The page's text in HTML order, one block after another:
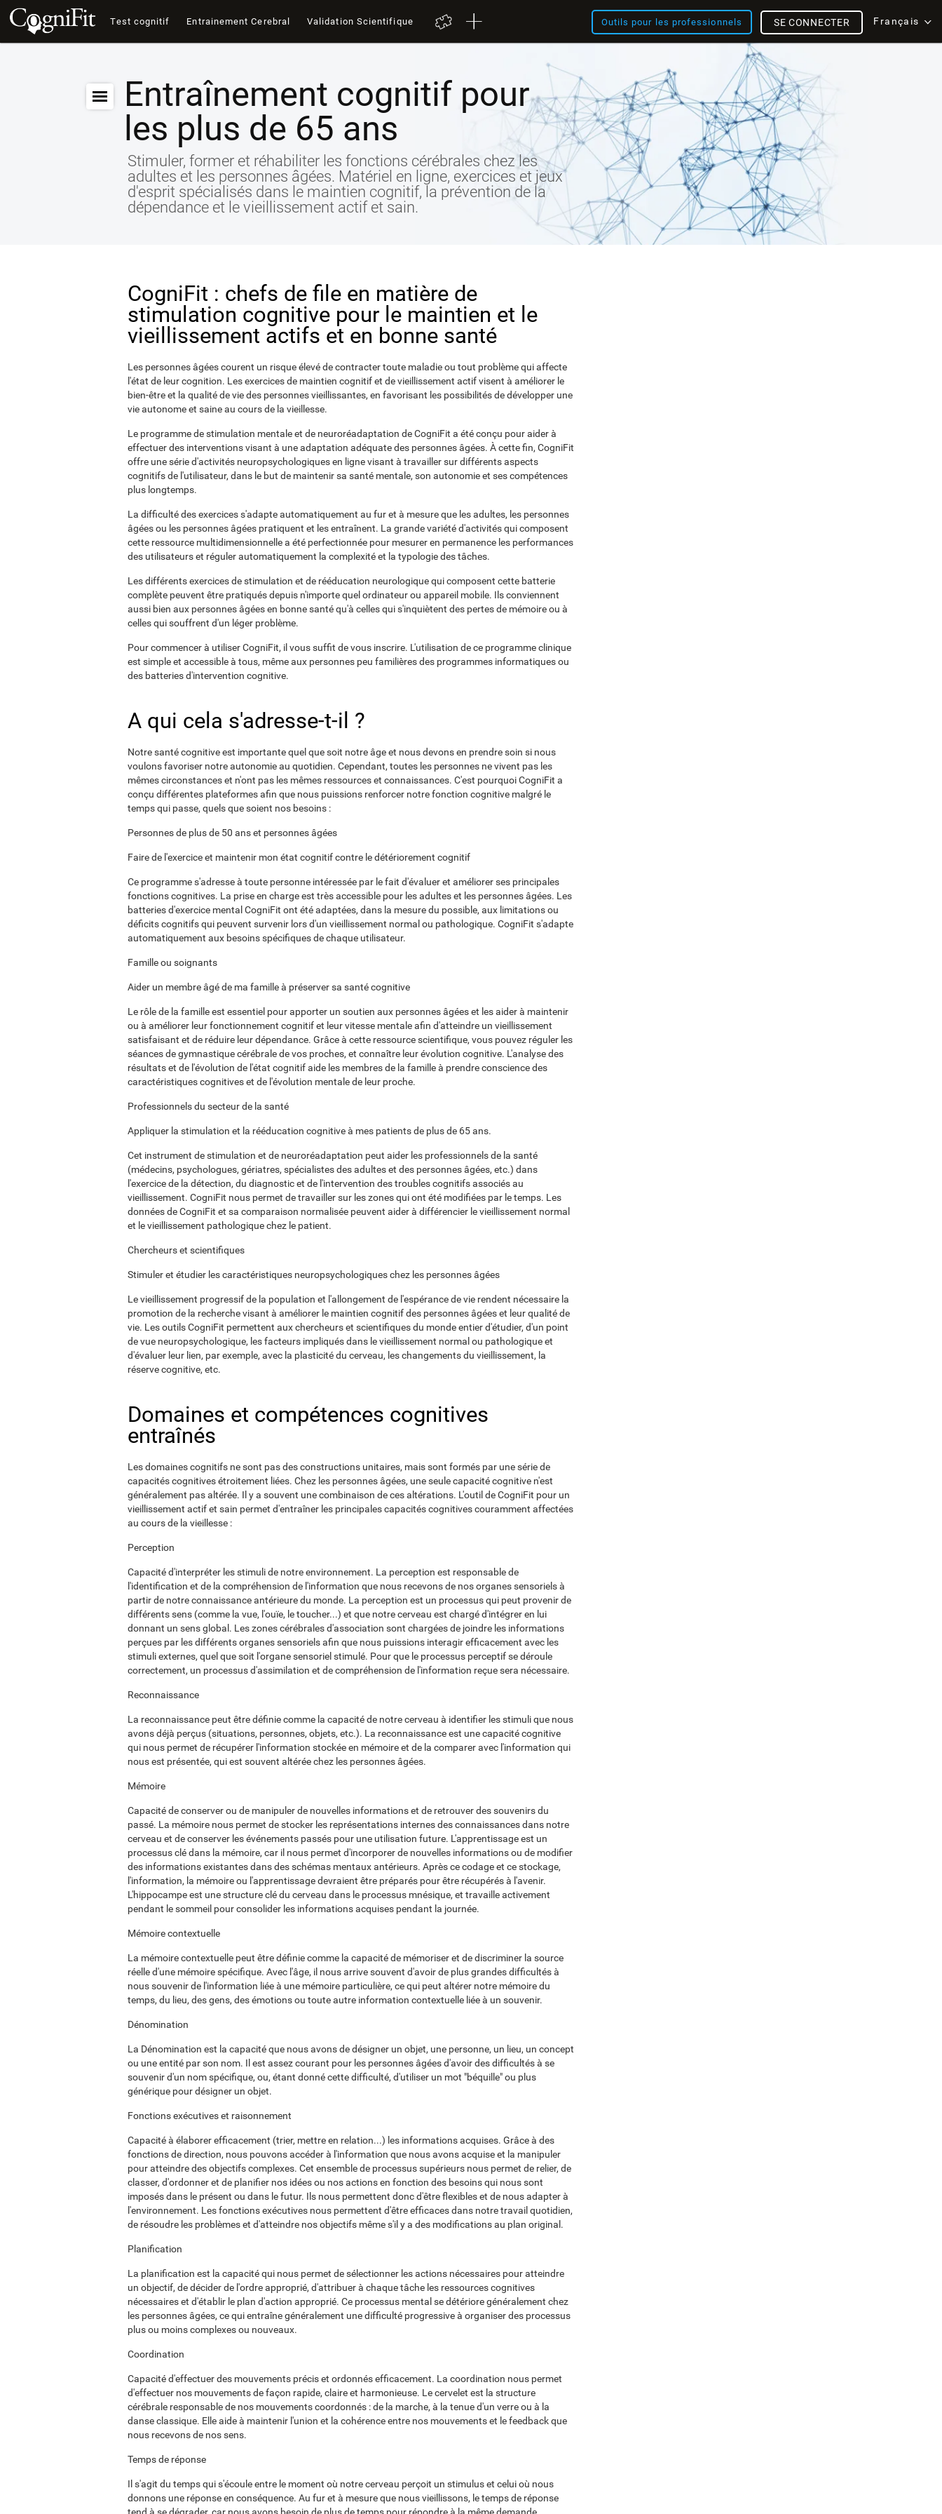
Test cognitif Entrainement Cerebral Validation Scientifique Outils pour les professionnels Français
SE CONNECTER
Entraînement cognitif pour
les plus de 65 ans
Stimuler, former et réhabiliter les fonctions cérébrales chez les
adultes et les personnes âgées. Matériel en ligne, exercices et jeux
d'esprit spécialisés dans le maintien cognitif, la prévention de la
dépendance et le vieillissement actif et sain.
CogniFit : chefs de file en matière de
stimulation cognitive pour le maintien et le
vieillissement actifs et en bonne santé
Les personnes âgées courent un risque élevé de contracter toute maladie ou tout problème qui affecte
l'état de leur cognition. Les exercices de maintien cognitif et de vieillissement actif visent à améliorer le
bien-être et la qualité de vie des personnes vieillissantes, en favorisant les possibilités de développer une
vie autonome et saine au cours de la vieillesse.
Le programme de stimulation mentale et de neuroréadaptation de CogniFit a été conçu pour aider à
effectuer des interventions visant à une adaptation adéquate des personnes âgées. À cette fin, CogniFit
offre une série d'activités neuropsychologiques en ligne visant à travailler sur différents aspects
cognitifs de l'utilisateur, dans le but de maintenir sa santé mentale, son autonomie et ses compétences
plus longtemps.
La difficulté des exercices s'adapte automatiquement au fur et à mesure que les adultes, les personnes
âgées ou les personnes âgées pratiquent et les entraînent. La grande variété d'activités qui composent
cette ressource multidimensionnelle a été perfectionnée pour mesurer en permanence les performances
des utilisateurs et réguler automatiquement la complexité et la typologie des tâches.
Les différents exercices de stimulation et de rééducation neurologique qui composent cette batterie
complète peuvent être pratiqués depuis n'importe quel ordinateur ou appareil mobile. Ils conviennent
aussi bien aux personnes âgées en bonne santé qu'à celles qui s'inquiètent des pertes de mémoire ou à
celles qui souffrent d'un léger problème.
Pour commencer à utiliser CogniFit, il vous suffit de vous inscrire. L'utilisation de ce programme clinique
est simple et accessible à tous, même aux personnes peu familières des programmes informatiques ou
des batteries d'intervention cognitive.
A qui cela s'adresse-t-il ?
Notre santé cognitive est importante quel que soit notre âge et nous devons en prendre soin si nous
voulons favoriser notre autonomie au quotidien. Cependant, toutes les personnes ne vivent pas les
mêmes circonstances et n'ont pas les mêmes ressources et connaissances. C'est pourquoi CogniFit a
conçu différentes plateformes afin que nous puissions renforcer notre fonction cognitive malgré le
temps qui passe, quels que soient nos besoins :
Personnes de plus de 50 ans et personnes âgées
Faire de l'exercice et maintenir mon état cognitif contre le détériorement cognitif
Ce programme s'adresse à toute personne intéressée par le fait d'évaluer et améliorer ses principales
fonctions cognitives. La prise en charge est très accessible pour les adultes et les personnes âgées. Les
batteries d'exercice mental CogniFit ont été adaptées, dans la mesure du possible, aux limitations ou
déficits cognitifs qui peuvent survenir lors d'un vieillissement normal ou pathologique. CogniFit s'adapte
automatiquement aux besoins spécifiques de chaque utilisateur.
Famille ou soignants
Aider un membre âgé de ma famille à préserver sa santé cognitive
Le rôle de la famille est essentiel pour apporter un soutien aux personnes âgées et les aider à maintenir
ou à améliorer leur fonctionnement cognitif et leur vitesse mentale afin d'atteindre un vieillissement
satisfaisant et de réduire leur dépendance. Grâce à cette ressource scientifique, vous pouvez réguler les
séances de gymnastique cérébrale de vos proches, et connaître leur évolution cognitive. L'analyse des
résultats et de l'évolution de l'état cognitif aide les membres de la famille à prendre conscience des
caractéristiques cognitives et de l'évolution mentale de leur proche.
Professionnels du secteur de la santé
Appliquer la stimulation et la rééducation cognitive à mes patients de plus de 65 ans.
Cet instrument de stimulation et de neuroréadaptation peut aider les professionnels de la santé
(médecins, psychologues, gériatres, spécialistes des adultes et des personnes âgées, etc.) dans
l'exercice de la détection, du diagnostic et de l'intervention des troubles cognitifs associés au
vieillissement. CogniFit nous permet de travailler sur les zones qui ont été modifiées par le temps. Les
données de CogniFit et sa comparaison normalisée peuvent aider à différencier le vieillissement normal
et le vieillissement pathologique chez le patient.
Chercheurs et scientifiques
Stimuler et étudier les caractéristiques neuropsychologiques chez les personnes âgées
Le vieillissement progressif de la population et l'allongement de l'espérance de vie rendent nécessaire la
promotion de la recherche visant à améliorer le maintien cognitif des personnes âgées et leur qualité de
vie. Les outils CogniFit permettent aux chercheurs et scientifiques du monde entier d'étudier, d'un point
de vue neuropsychologique, les facteurs impliqués dans le vieillissement normal ou pathologique et
d'évaluer leur lien, par exemple, avec la plasticité du cerveau, les changements du vieillissement, la
réserve cognitive, etc.
Domaines et compétences cognitives
entraînés
Les domaines cognitifs ne sont pas des constructions unitaires, mais sont formés par une série de
capacités cognitives étroitement liées. Chez les personnes âgées, une seule capacité cognitive n'est
généralement pas altérée. Il y a souvent une combinaison de ces altérations. L'outil de CogniFit pour un
vieillissement actif et sain permet d'entraîner les principales capacités cognitives couramment affectées
au cours de la vieillesse :
Perception
Capacité d'interpréter les stimuli de notre environnement. La perception est responsable de
l'identification et de la compréhension de l'information que nous recevons de nos organes sensoriels à
partir de notre connaissance antérieure du monde. La perception est un processus qui peut provenir de
différents sens (comme la vue, l'ouïe, le toucher...) et que notre cerveau est chargé d'intégrer en lui
donnant un sens global. Les zones cérébrales d'association sont chargées de joindre les informations
perçues par les différents organes sensoriels afin que nous puissions interagir efficacement avec les
stimuli externes, quel que soit l'organe sensoriel stimulé. Pour que le processus perceptif se déroule
correctement, un processus d'assimilation et de compréhension de l'information reçue sera nécessaire.
Reconnaissance
La reconnaissance peut être définie comme la capacité de notre cerveau à identifier les stimuli que nous
avons déjà perçus (situations, personnes, objets, etc.). La reconnaissance est une capacité cognitive
qui nous permet de récupérer l'information stockée en mémoire et de la comparer avec l'information qui
nous est présentée, qui est souvent altérée chez les personnes âgées.
Mémoire
Capacité de conserver ou de manipuler de nouvelles informations et de retrouver des souvenirs du
passé. La mémoire nous permet de stocker les représentations internes des connaissances dans notre
cerveau et de conserver les événements passés pour une utilisation future. L'apprentissage est un
processus clé dans la mémoire, car il nous permet d'incorporer de nouvelles informations ou de modifier
des informations existantes dans des schémas mentaux antérieurs. Après ce codage et ce stockage,
l'information, la mémoire ou l'apprentissage devraient être préparés pour être récupérés à l'avenir.
L'hippocampe est une structure clé du cerveau dans le processus mnésique, et travaille activement
pendant le sommeil pour consolider les informations acquises pendant la journée.
Mémoire contextuelle
La mémoire contextuelle peut être définie comme la capacité de mémoriser et de discriminer la source
réelle d'une mémoire spécifique. Avec l'âge, il nous arrive souvent d'avoir de plus grandes difficultés à
nous souvenir de l'information liée à une mémoire particulière, ce qui peut altérer notre mémoire du
temps, du lieu, des gens, des émotions ou toute autre information contextuelle liée à un souvenir.
Dénomination
La Dénomination est la capacité que nous avons de désigner un objet, une personne, un lieu, un concept
ou une entité par son nom. Il est assez courant pour les personnes âgées d'avoir des difficultés à se
souvenir d'un nom spécifique, ou, étant donné cette difficulté, d'utiliser un mot "béquille" ou plus
générique pour désigner un objet.
Fonctions exécutives et raisonnement
Capacité à élaborer efficacement (trier, mettre en relation...) les informations acquises. Grâce à des
fonctions de direction, nous pouvons accéder à l'information que nous avons acquise et la manipuler
pour atteindre des objectifs complexes. Cet ensemble de processus supérieurs nous permet de relier, de
classer, d'ordonner et de planifier nos idées ou nos actions en fonction des besoins qui nous sont
imposés dans le présent ou dans le futur. Ils nous permettent donc d'être flexibles et de nous adapter à
l'environnement. Les fonctions exécutives nous permettent d'être efficaces dans notre travail quotidien,
de résoudre les problèmes et d'atteindre nos objectifs même s'il y a des modifications au plan original.
Planification
La planification est la capacité qui nous permet de sélectionner les actions nécessaires pour atteindre
un objectif, de décider de l'ordre approprié, d'attribuer à chaque tâche les ressources cognitives
nécessaires et d'établir le plan d'action approprié. Ce processus mental se détériore généralement chez
les personnes âgées, ce qui entraîne généralement une difficulté progressive à organiser des processus
plus ou moins complexes ou nouveaux.
Coordination
Capacité d'effectuer des mouvements précis et ordonnés efficacement. La coordination nous permet
d'effectuer nos mouvements de façon rapide, claire et harmonieuse. Le cervelet est la structure
cérébrale responsable de nos mouvements coordonnés : de la marche, à la tenue d'un verre ou à la
danse classique. Elle aide à maintenir l'union et la cohérence entre nos mouvements et le feedback que
nous recevons de nos sens.
Temps de réponse
Il s'agit du temps qui s'écoule entre le moment où notre cerveau perçoit un stimulus et celui où nous
donnons une réponse en conséquence. Au fur et à mesure que nous vieillissons, le temps de réponse